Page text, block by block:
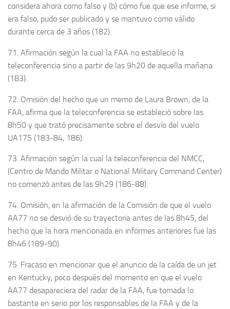
considera ahora como falso y (b) cómo fue que ese informe, si
era falso, pudo ser publicado y se mantuvo como válido
durante cerca de 3 años (182).
71. Afirmación según la cual la FAA no estableció la
teleconferencia sino a partir de las 9h20 de aquella mañana
(183).
72. Omisión del hecho que un memo de Laura Brown, de la
FAA, afirma que la teleconferencia se estableció sobre las
8h50 y que trató precisamente sobre el desvío del vuelo
UA175 (183-84, 186).
73. Afirmación según la cual la teleconferencia del NMCC,
(Centro de Mando Militar o National Military Command Center)
no comenzó antes de las 9h29 (186-88).
74. Omisión, en la afirmación de la Comisión de que el vuelo
AA77 no se desvió de su trayectoria antes de las 8h45, del
hecho que la hora mencionada en informes anteriores fue las
8h46 (189-90).
75. Fracaso en mencionar que el anuncio de la caída de un jet
en Kentucky, poco después del momento en que el vuelo
AA77 desapareciera del radar de la FAA, fue tomada lo
bastante en serio por los responsables de la FAA y de la